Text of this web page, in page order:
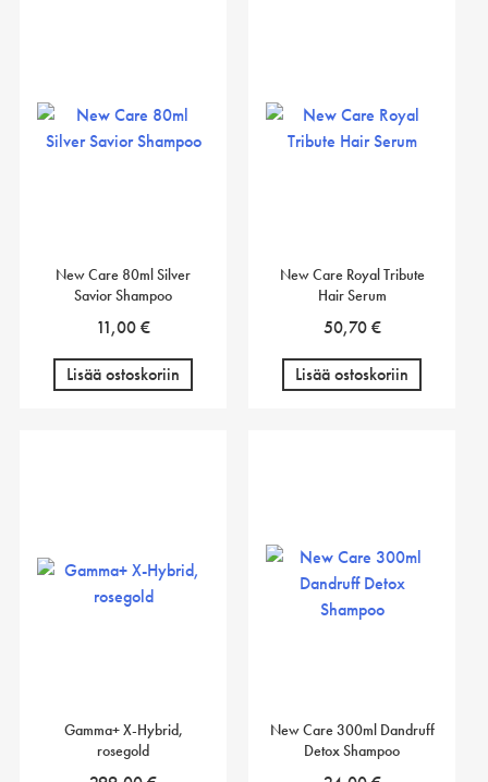
New Care 80ml Silver
Savior Shampoo
11,00€
Lisää ostoskoriin
New Care Royal Tribute
Hair Serum
50,70€
Lisää ostoskoriin
Gamma+ X-Hybrid,
rosegold
New Care 300ml Dandruff
Detox Shampoo